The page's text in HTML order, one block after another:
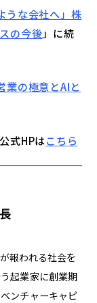
うな会社へ」株
の今後」に続
業の極意とAIと
式HPはこちら
報われる社会を
起業家に創業期
ンチャーキャピ